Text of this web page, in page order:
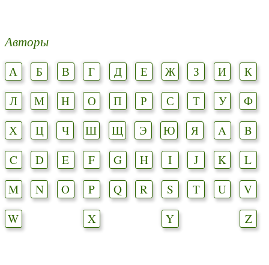
Авторы
А Б В Г Д Е Ж З И
К
Л
М Н О П Р С Т У
Ф
Х
Ц Ч Ш Щ Э Ю Я A
B
C
D E F G H I J K
L
M
N O P Q R S T U
V
W
X Y Z